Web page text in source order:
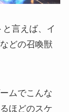
言えば、イ
どの召喚獣
ムでこんな
ほどのスケ